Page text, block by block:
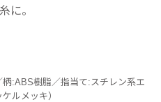
に。
:ABS樹脂／指当て:スチレン系エ
ルメッキ）